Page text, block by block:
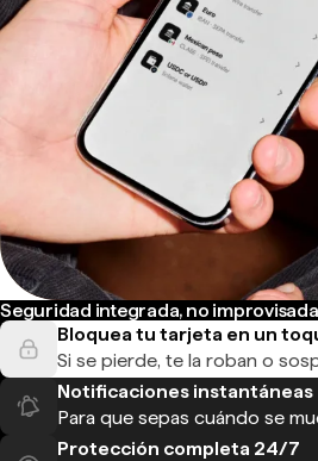
Seguridad integrada, no improvisada
Bloquea tu tarjeta en un
Si se pierde, te la roban o
Notificaciones instantáneas
Para que sepas cuándo se
Protección completa 24/7